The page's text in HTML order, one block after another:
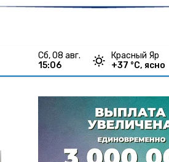
сб, 08 авг.
15:06
Красный Яр
+37 °С, ясно